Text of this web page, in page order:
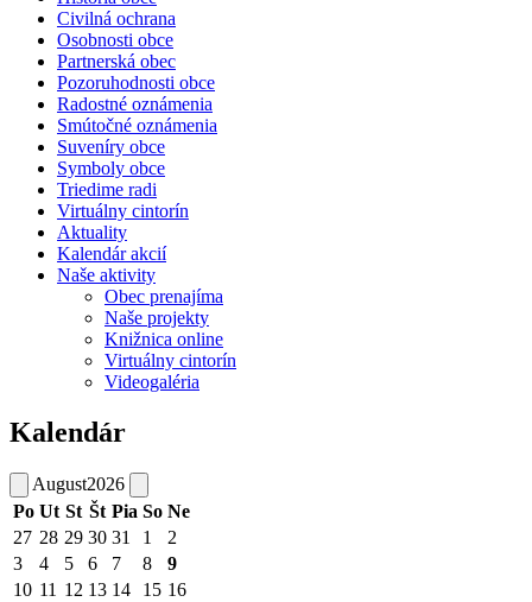
Civilná ochrana
Osobnosti obce
Partnerská obec
Pozoruhodnosti obce
Radostné oznámenia
Smútočné oznámenia
Suveníry obce
Symboly obce
Triedime radi
Virtuálny cintorín
Aktuality
Kalendár akcií
Naše aktivity
Obec prenajíma
Naše projekty
Knižnica online
Virtuálny cintorín
Videogaléria
Kalendár
August2026
Po Ut St Št Pia So Ne
27 28 29 30 31 1
2
3
4 5 6 7 8
9
10 11 12 13 14 15 16